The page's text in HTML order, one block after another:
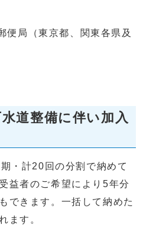
便局（東京都、関東各県及
道整備に伴い加入
・計20回の分割で納めて
益者のご希望により5年分
できます。一括して納めた
ます。